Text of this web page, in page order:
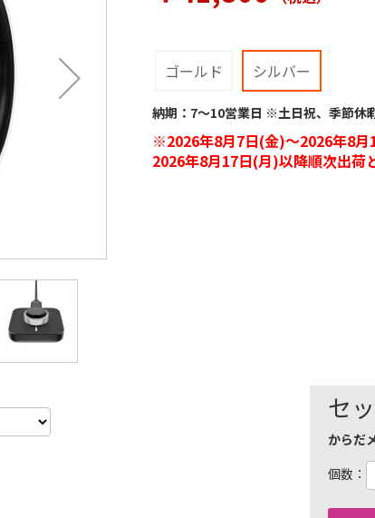
ゴールド シルバー
納期：7～10営業日 ※土日祝、季節休
※2026年8月7日(金)～2026年8
2026年8月17日(月)以降順次出荷
セ
からだ
個数